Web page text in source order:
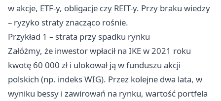
w akcje, ETF-y, obligacje czy REIT-y. Przy braku wiedzy
– ryzyko straty znacząco rośnie.
Przykład 1 – strata przy spadku rynku
Załóżmy, że inwestor wpłacił na IKE w 2021 roku
kwotę 60 000 zł i ulokował ją w funduszu akcji
polskich (np. indeks WIG). Przez kolejne dwa lata, w
wyniku bessy i zawirowań na rynku, wartość portfela